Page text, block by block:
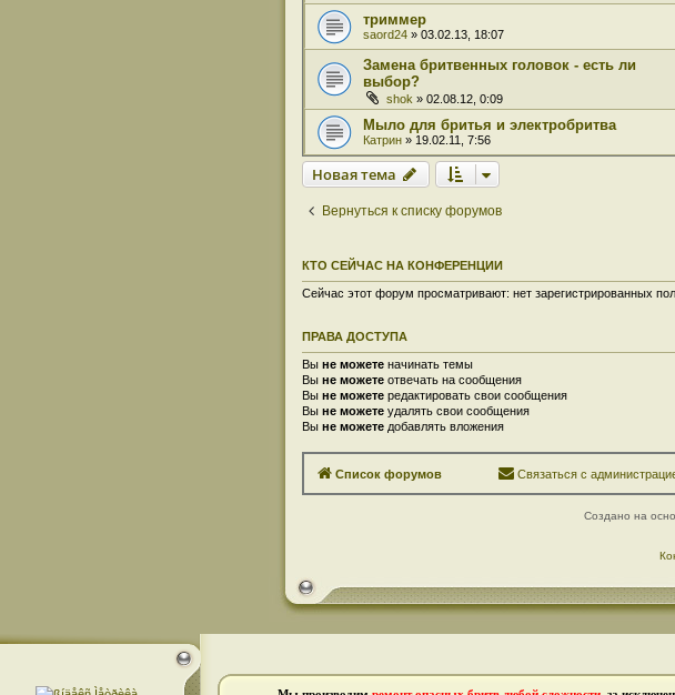
триммер
saord24 » 03.02.13, 18:07
Замена бритвенных головок - есть ли
выбор?
shok » 02.08.12, 0:09
Мыло для бритья и электробритва
Катрин » 19.02.11, 7:56
Новая тема
Вернуться к списку форумов
КТО СЕЙЧАС НА КОНФЕРЕНЦИИ
Сейчас этот форум просматривают: нет зарегистрированных
ПРАВА ДОСТУПА
Вы не можете начинать темы
Вы не можете отвечать на сообщения
Вы не можете редактировать свои сообщения
Вы не можете удалять свои сообщения
Вы не можете добавлять вложения
Список форумов Связаться с
Создано на